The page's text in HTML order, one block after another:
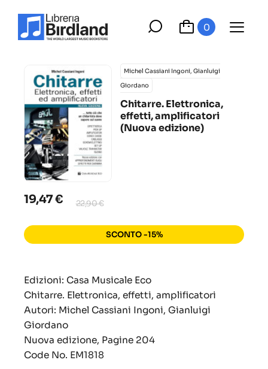
0
Michel Cassiani Ingoni, Gianluigi
Giordano
Chitarre. Elettronica,
effetti, amplificatori
(Nuova edizione)
19,47 € 22,90 €
SCONTO -15%
Edizioni: Casa Musicale Eco
Chitarre. Elettronica, effetti, amplificatori
Autori: Michel Cassiani Ingoni, Gianluigi
Giordano
Nuova edizione, Pagine 204
Code No. EM1818